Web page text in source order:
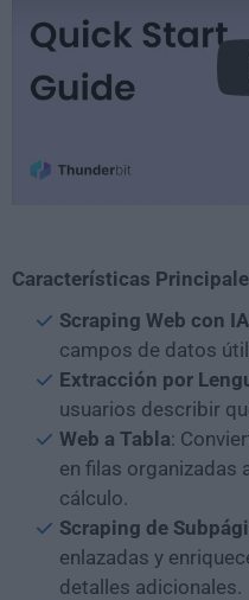
Características
Scraping Web con IA
campos de datos
Extracción por
usuarios describir
Web a Tabla:
en filas organizadas
cálculo.
Scraping de
enlazadas y
detalles adicionales.